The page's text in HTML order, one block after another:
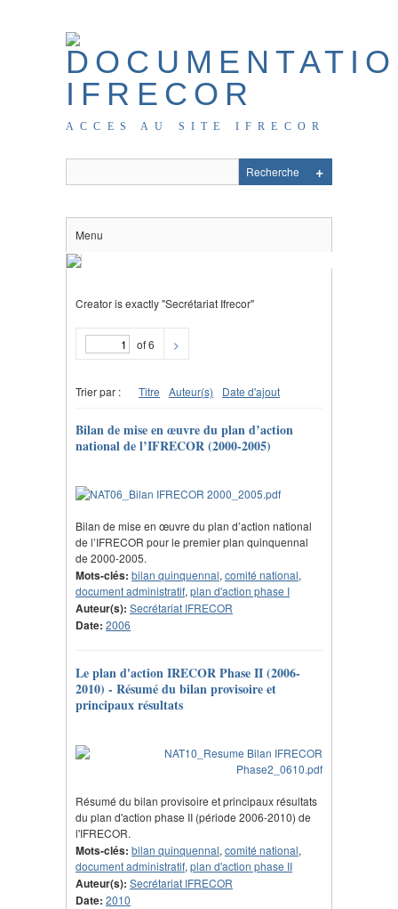
ACCES AU SITE IFRECOR
Menu
Creator is exactly "Secrétariat Ifrecor"
of 6 >
Trier par : Titre Auteur(s) Date d'ajout
Bilan de mise en œuvre du plan d’action
national de l’IFRECOR (2000-2005)
Bilan de mise en œuvre du plan d’action national
de l’IFRECOR pour le premier plan quinquennal
de 2000-2005.
Mots-clés: bilan quinquennal, comité national,
document administratif, plan d'action phase I
Auteur(s): Secrétariat IFRECOR
Date: 2006
Le plan d'action IRECOR Phase II (2006-
2010) - Résumé du bilan provisoire et
principaux résultats
Résumé du bilan provisoire et principaux résultats
du plan d'action phase II (période 2006-2010) de
l'IFRECOR.
Mots-clés: bilan quinquennal, comité national,
document administratif, plan d'action phase II
Auteur(s): Secrétariat IFRECOR
Date: 2010